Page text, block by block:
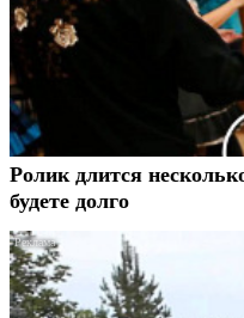
Ролик длится
будете долго